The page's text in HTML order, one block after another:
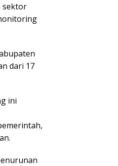
sektor
dari 17
ini